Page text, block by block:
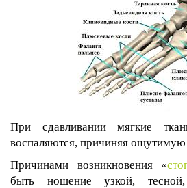
При сдавливании мягкие
воспаляются, причиняя ощутимую
Причинами возникновения «
быть ношение узкой,